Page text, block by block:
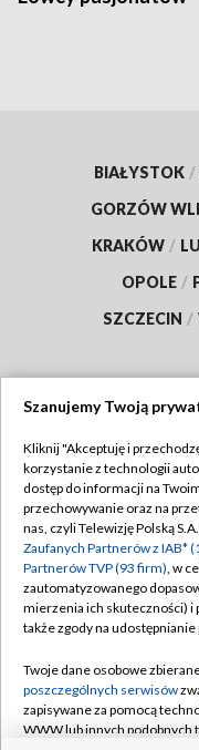
BIAŁYSTOK /
GORZÓW
KRAKÓW /
OPOLE /
SZCZECIN /
Abonament TVP
Emisja w TVP
Centrum informacji
Naziemna Telewizja
Rada Programowa
System NOS
Szanujemy Twoją
Kliknij "Akceptuję i
korzystanie z technologii
dostęp do informacji na
przechowywanie oraz na
nas, czyli Telewizję Polską
Zaufanych Partnerów z IAB*
Partnerów TVP (93 firm), w
zautomatyzowanego
mierzenia ich skuteczności) i
także zgody na
Twoje dane osobowe
poszczególnych serwisów
zapisywane za pomocą
WWW lub innych